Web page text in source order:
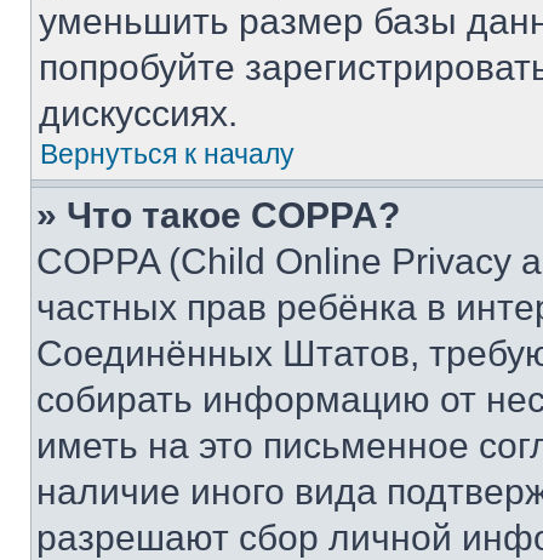
уменьшить размер базы
попробуйте
дискуссиях.
Вернуться к началу
» Что такое COPPA?
COPPA (Child Online Privacy
частных прав ребёнка в
Соединённых Штатов,
собирать информацию от
иметь на это письменное
наличие иного вида
разрешают сбор личной